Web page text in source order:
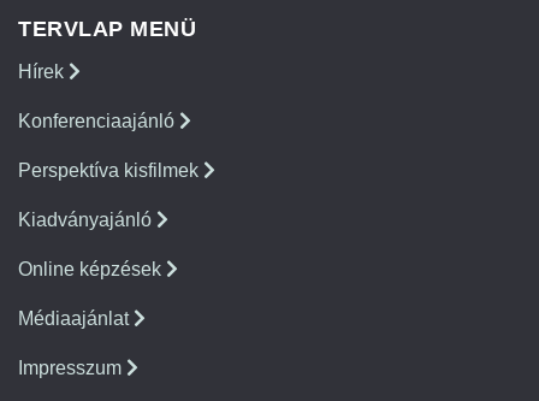
TERVLAP MENÜ
Hírek
Konferenciaajánló
Perspektíva kisfilmek
Kiadványajánló
Online képzések
Médiaajánlat
Impresszum